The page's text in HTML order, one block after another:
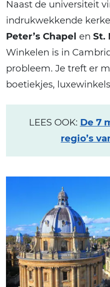
Naast de universiteit
indrukwekkende
Peter’s Chapel en St.
Winkelen is in
probleem. Je treft er
boetiekjes,
LEES OOK: De 7
regio’s